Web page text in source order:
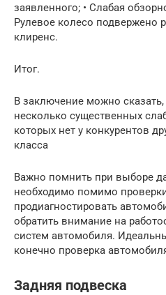
заявленного; • Слабая
Рулевое колесо подвержено
клиренс.
Итог.
В заключение можно
несколько существенных
которых нет у конкурентов
класса
Важно помнить при выборе
необходимо помимо
продиагностировать
обратить внимание на
систем автомобиля.
конечно проверка
Задняя подвеска